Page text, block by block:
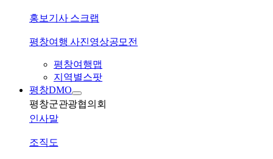
홍보기사 스크랩
평창여행 사진영상공모전
평창여행맵
지역별스팟
평창DMO
평창군관광협의회
인사말
조직도